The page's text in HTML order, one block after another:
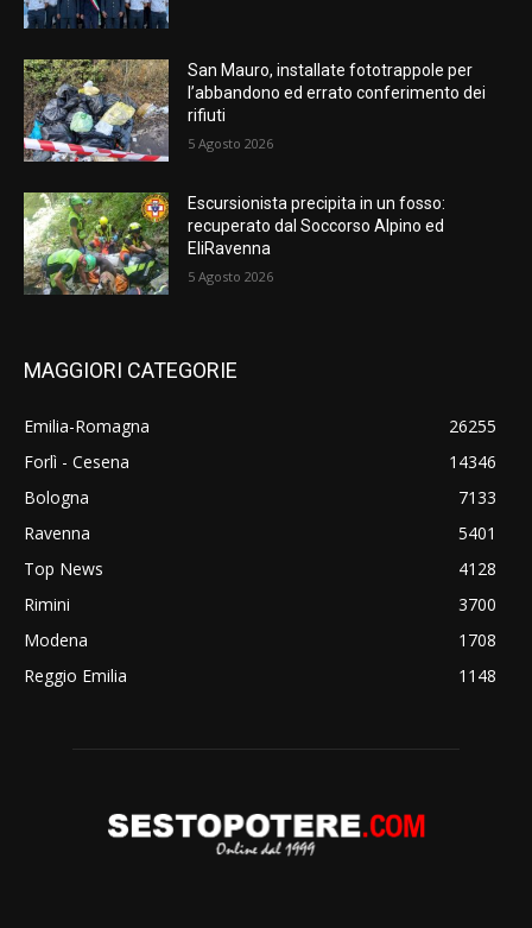
San Mauro, installate fototrappole per
l’abbandono ed errato conferimento dei
rifiuti
5 Agosto 2026
Escursionista precipita in un fosso:
recuperato dal Soccorso Alpino ed
EliRavenna
5 Agosto 2026
MAGGIORI CATEGORIE
Emilia-Romagna
26255
Forlì - Cesena
14346
Bologna
7133
Ravenna
5401
Top News
4128
Rimini
3700
Modena
1708
Reggio Emilia
1148